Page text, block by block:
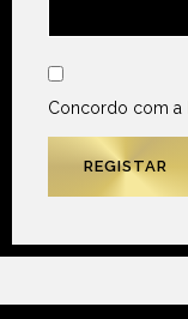
Concordo com a